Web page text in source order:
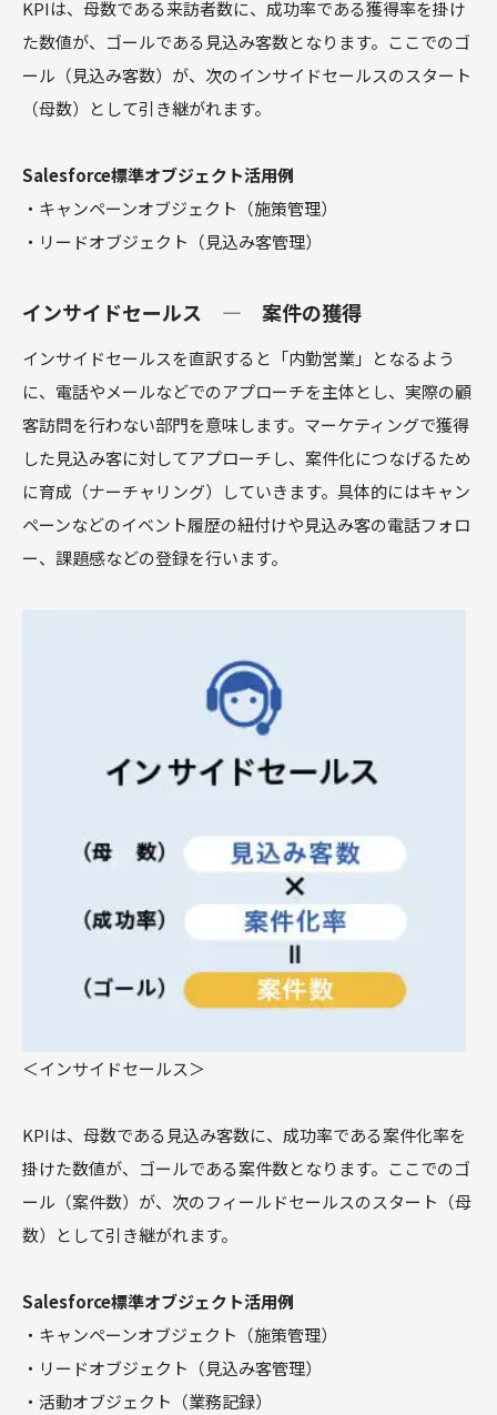
KPIは、母数である来訪者数に、成功率である獲得率を掛け
た数値が、ゴールである見込み客数となります。ここでのゴ
ール（見込み客数）が、次のインサイドセールスのスタート
（母数）として引き継がれます。
Salesforce標準オブジェクト活用例
・キャンペーンオブジェクト（施策管理）
・リードオブジェクト（見込み客管理）
インサイドセールス ― 案件の獲得
インサイドセールスを直訳すると「内勤営業」となるよう
に、電話やメールなどでのアプローチを主体とし、実際の顧
客訪問を行わない部門を意味します。マーケティングで獲得
した見込み客に対してアプローチし、案件化につなげるため
に育成（ナーチャリング）していきます。具体的にはキャン
ペーンなどのイベント履歴の紐付けや見込み客の電話フォロ
ー、課題感などの登録を行います。
＜インサイドセールス＞
KPIは、母数である見込み客数に、成功率である案件化率を
掛けた数値が、ゴールである案件数となります。ここでのゴ
ール（案件数）が、次のフィールドセールスのスタート（母
数）として引き継がれます。
Salesforce標準オブジェクト活用例
・キャンペーンオブジェクト（施策管理）
・リードオブジェクト（見込み客管理）
・活動オブジェクト（業務記録）